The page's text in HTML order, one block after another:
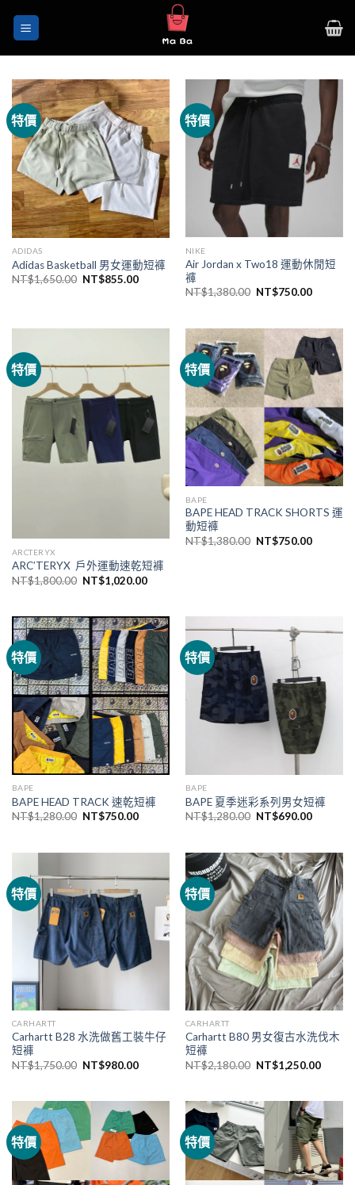
特價
ADIDAS
Adidas Basketball 男女運動短褲
NT$1,650.00 NT$855.00
特價
NIKE
Air Jordan x Two18 運動休閒短
褲
NT$1,380.00 NT$750.00
特價
ARCTERYX
ARC’TERYX 戶外運動速乾短褲
NT$1,800.00 NT$1,020.00
特價
BAPE
BAPE HEAD TRACK SHORTS 運
動短褲
NT$1,380.00 NT$750.00
特價
BAPE
BAPE HEAD TRACK 速乾短褲
NT$1,280.00 NT$750.00
特價
BAPE
BAPE 夏季迷彩系列男女短褲
NT$1,280.00 NT$690.00
特價
CARHARTT
Carhartt B28 水洗做舊工裝牛仔
短褲
NT$1,750.00 NT$980.00
特價
CARHARTT
Carhartt B80 男女復古水洗伐木
短褲
NT$2,180.00 NT$1,250.00
特價 特價